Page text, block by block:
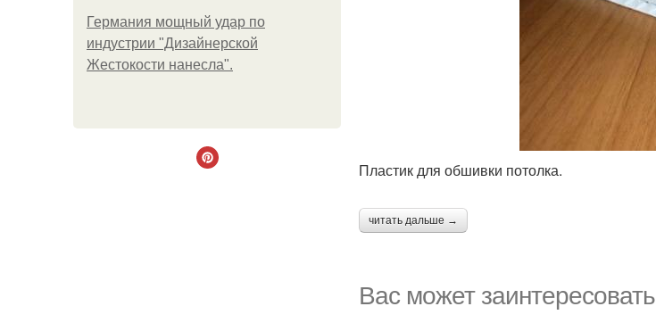
Германия мощный удар по
индустрии "Дизайнерской
Жестокости нанесла".
Пластик для обшивки потолка.
читать дальше →
Вас может заинтересовать